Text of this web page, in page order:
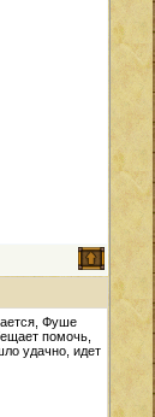
Фуше
помочь,
удачно, идет